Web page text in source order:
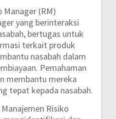
Manager (RM)
yang berinteraksi
bertugas untuk
terkait produk
nasabah dalam
Pemahaman
membantu mereka
tepat kepada nasabah.
Risiko